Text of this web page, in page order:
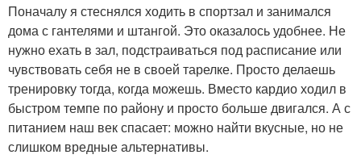
Поначалу я стеснялся ходить в спортзал и занимался
дома с гантелями и штангой. Это оказалось удобнее. Не
нужно ехать в зал, подстраиваться под расписание или
чувствовать себя не в своей тарелке. Просто делаешь
тренировку тогда, когда можешь. Вместо кардио ходил в
быстром темпе по району и просто больше двигался. А с
питанием наш век спасает: можно найти вкусные, но не
слишком вредные альтернативы.